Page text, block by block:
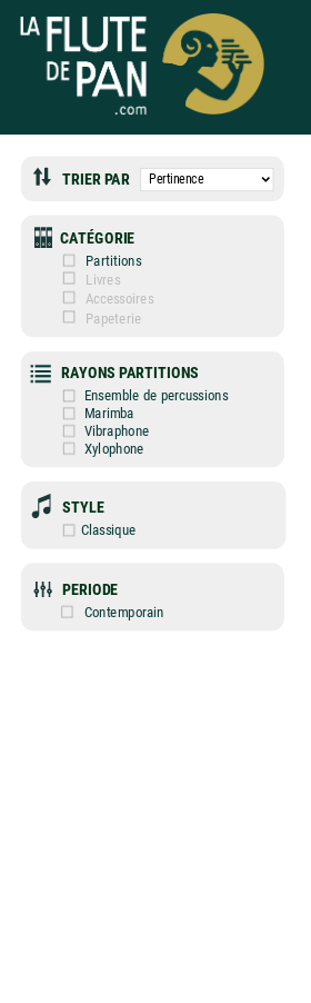
TRIER PAR
CATÉGORIE
Partitions
Livres
Accessoires
Papeterie
RAYONS PARTITIONS
Ensemble de percussions
Marimba
Vibraphone
Xylophone
STYLE
Classique
PERIODE
Contemporain